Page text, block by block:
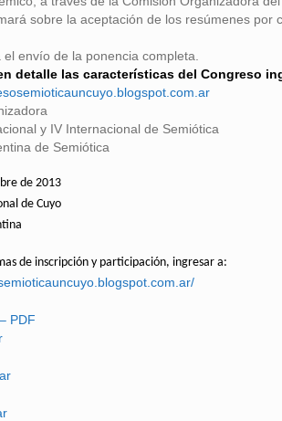
sobre la aceptación de los resúmenes por
envío de la ponencia completa.
detalle las características del Congreso
y IV Internacional de Semiótica
de Semiótica
de 2013
de Cuyo
de inscripción y participación, ingresar a:
PDF